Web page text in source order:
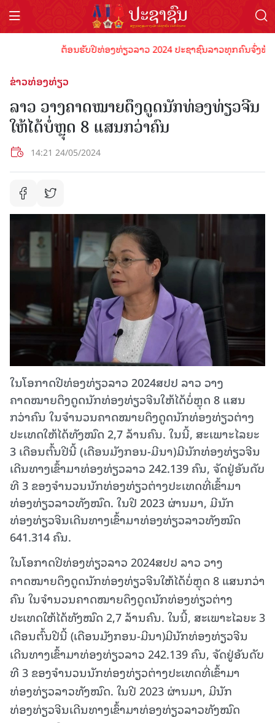
ຕ້ອນຮັບປີທ່ອງທ່ຽວລາວ 2024 ປະຊາຊົນລາວທຸກຄົນຈົ່ງພ້ອ
ຂ່າວທ່ອງທ່ຽວ
ລາວ ວາງຄາດໝາຍດຶງດູດນັກທ່ອງທ່ຽວຈີນ
ໃຫ້ໄດ້ບໍ່ຫຼຸດ 8 ແສນກວ່າຄົນ
14:21 24/05/2024
ໃນໂອກາດປີທ່ອງທ່ຽວລາວ 2024ສປປ ລາວ ວາງ
ຄາດໝາຍດຶງດູດນັກທ່ອງທ່ຽວຈີນໃຫ້ໄດ້ບໍ່ຫຼຸດ 8 ແສນ
ກວ່າຄົນ ໃນຈໍານວນຄາດໝາຍດຶງດູດນັກທ່ອງທ່ຽວຕ່າງ
ປະເທດໃຫ້ໄດ້ທັງໝົດ 2,7 ລ້ານຄົນ. ໃນນີ້, ສະເພາະໄລຍະ
3 ເດືອນຕົ້ນປີນີ້ (ເດືອນມັງກອນ-ມີນາ)ມີນັກທ່ອງທ່ຽວຈີນ
ເດີນທາງເຂົ້າມາທ່ອງທ່ຽວລາວ 242.139 ຄົນ, ຈັດຢູ່ອັນດັບ
ທີ 3 ຂອງຈໍານວນນັກທ່ອງທ່ຽວຕ່າງປະເທດທີ່ເຂົ້າມາ
ທ່ອງທ່ຽວລາວທັງໝົດ. ໃນປີ 2023 ຜ່ານມາ, ມີນັກ
ທ່ອງທ່ຽວຈີນເດີນທາງເຂົ້າມາທ່ອງທ່ຽວລາວທັງໝົດ
641.314 ຄົນ.
ໃນໂອກາດປີທ່ອງທ່ຽວລາວ 2024ສປປ ລາວ ວາງ
ຄາດໝາຍດຶງດູດນັກທ່ອງທ່ຽວຈີນໃຫ້ໄດ້ບໍ່ຫຼຸດ 8 ແສນກວ່າ
ຄົນ ໃນຈໍານວນຄາດໝາຍດຶງດູດນັກທ່ອງທ່ຽວຕ່າງ
ປະເທດໃຫ້ໄດ້ທັງໝົດ 2,7 ລ້ານຄົນ. ໃນນີ້, ສະເພາະໄລຍະ 3
ເດືອນຕົ້ນປີນີ້ (ເດືອນມັງກອນ-ມີນາ)ມີນັກທ່ອງທ່ຽວຈີນ
ເດີນທາງເຂົ້າມາທ່ອງທ່ຽວລາວ 242.139 ຄົນ, ຈັດຢູ່ອັນດັບ
ທີ 3 ຂອງຈໍານວນນັກທ່ອງທ່ຽວຕ່າງປະເທດທີ່ເຂົ້າມາ
ທ່ອງທ່ຽວລາວທັງໝົດ. ໃນປີ 2023 ຜ່ານມາ, ມີນັກ
ທ່ອງທ່ຽວຈີນເດີນທາງເຂົ້າມາທ່ອງທ່ຽວລາວທັງໝົດ